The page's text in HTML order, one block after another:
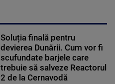
Soluția finală pentru
devierea Dunării. Cum vor fi
scufundate barjele care
trebuie să salveze Reactorul
2 de la Cernavodă